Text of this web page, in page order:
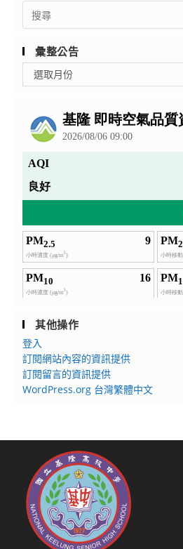
Search
for:
彙整公告
整
選取月份
其他操作
登入
訂閱網站內容的資訊提供
訂閱留言的資訊提供
WordPress.org 台灣繁體中文